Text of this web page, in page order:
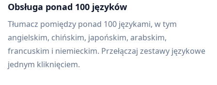
Obsługa ponad 100 języków
Tłumacz pomiędzy ponad 100 językami, w tym
angielskim, chińskim, japońskim, arabskim,
francuskim i niemieckim. Przełączaj zestawy językowe
jednym kliknięciem.